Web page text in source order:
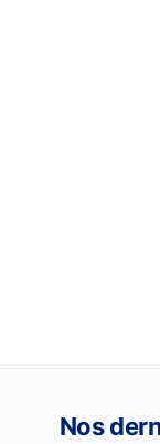
Nos